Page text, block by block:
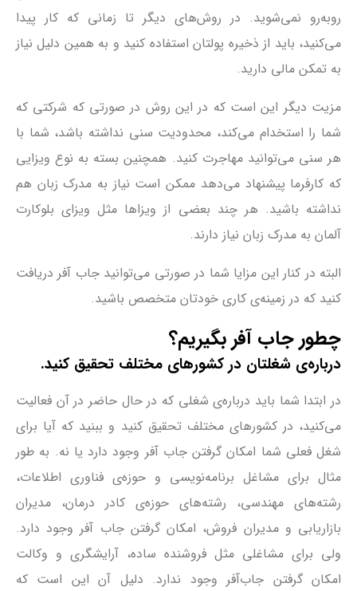
روبه‌رو نمی‌شوید. در روش‌های دیگر تا زمانی که کار پیدا
می‌کنید، باید از ذخیره پولتان استفاده کنید و به همین دلیل نیاز
به تمکن مالی دارید.
مزیت دیگر این است که در این روش در صورتی که شرکتی که
شما را استخدام می‌کند، محدودیت سنی نداشته باشد، شما با
هر سنی می‌توانید مهاجرت کنید. همچنین بسته به نوع ویزایی
که کارفرما پیشنهاد می‌دهد ممکن است نیاز به مدرک زبان هم
نداشته باشید. هر چند بعضی از ویزاها مثل ویزای بلوکارت
آلمان به مدرک زبان نیاز دارند.
البته در کنار این مزایا شما در صورتی می‌توانید جاب آفر دریافت
کنید که در زمینه‌ی کاری خودتان متخصص باشید.
چطور جاب آفر بگیریم؟
درباره‌ی شغلتان در کشورهای مختلف تحقیق کنید.
در ابتدا شما باید درباره‌ی شغلی که در حال حاضر در آن فعالیت
می‌کنید، در کشورهای مختلف تحقیق کنید و ببنید که آیا برای
شغل فعلی شما امکان گرفتن جاب آفر وجود دارد یا نه. به طور
مثال برای مشاغل برنامه‌نویسی و حوزه‌ی فناوری اطلاعات،
رشته‌های مهندسی، رشته‌های حوزه‌ی کادر درمان، مدیران
بازاریابی و مدیران فروش، امکان گرفتن جاب آفر وجود دارد.
ولی برای مشاغلی مثل فروشنده ساده، آرایشگری و وکالت
امکان گرفتن جاب‌آفر وجود ندارد. دلیل آن این است که